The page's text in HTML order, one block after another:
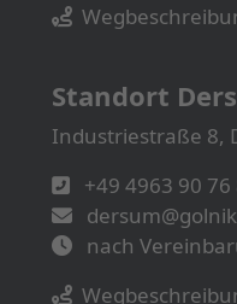
Standort
Industriestraße 8,
+49 4963 90 76
nach